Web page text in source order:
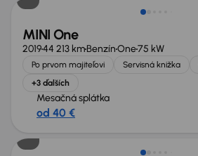
MINI One
201944 213 kmBenzínOne75 kW
Po prvom majiteľovi Servisná knižka
+3 ďalších
Mesačná splátka
od 40 €